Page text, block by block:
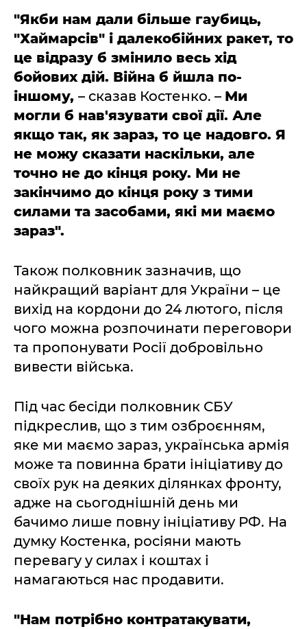
"Якби нам дали більше гаубиць,
"Хаймарсів" і далекобійних ракет, то
це відразу б змінило весь хід
бойових дій. Війна б йшла по-
іншому, – сказав Костенко. – Ми
могли б нав'язувати свої дії. Але
якщо так, як зараз, то це надовго. Я
не можу сказати наскільки, але
точно не до кінця року. Ми не
закінчимо до кінця року з тими
силами та засобами, які ми маємо
зараз".
Також полковник зазначив, що
найкращий варіант для України – це
вихід на кордони до 24 лютого, після
чого можна розпочинати переговори
та пропонувати Росії добровільно
вивести війська.
Під час бесіди полковник СБУ
підкреслив, що з тим озброєнням,
яке ми маємо зараз, українська армія
може та повинна брати ініціативу до
своїх рук на деяких ділянках фронту,
адже на сьогоднішній день ми
бачимо лише повну ініціативу РФ. На
думку Костенка, росіяни мають
перевагу у силах і коштах і
намагаються нас продавити.
"Нам потрібно контратакувати,